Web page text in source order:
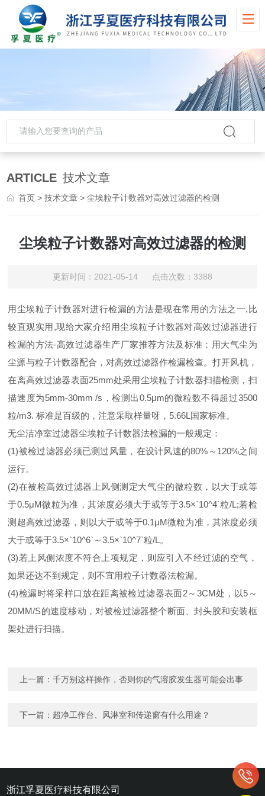
ARTICLE 技术文章
首页 >技术文章 > 尘埃粒子计数器对高效过滤器的检测
尘埃粒子计数器对高效过滤器的检测
更新时间：2021-05-14 点击次数：3388
用尘埃粒子计数器对进行检漏的方法是现在常用的方法之一,比
较直观实用,现给大家介绍用尘埃粒子计数器对高效过滤器进行
检漏的方法-高效过滤器生产厂家推荐方法及标准：用大气尘为
尘源与粒子计数器配合，对高效过滤器作检漏检查。打开风机，
在离高效过滤器表面25mm处采用尘埃粒子计数器扫描检测，扫
描速度为5mm-30mm /s，检测出0.5μm的微粒数不得超过3500
粒/m3. 标准是百级的，注意采取样量呀，5.66L国家标准。
无尘洁净室过滤器尘埃粒子计数器法检漏的一般规定：
(1)被检过滤器必须已测过风量，在设计风速的80%～120%之间
运行。
(2)在被检高效过滤器上风侧测定大气尘的微粒数，以大于或等
于0.5μM微粒为准，其浓度必须大于或等于3.5×`10^4`粒/L;若检
测超高效过滤器，则以大于或等于0.1μM微粒为准，其浓度必须
大于或等于3.5×`10^6`～3.5×`10^7`粒/L。
(3)若上风侧浓度不符合上项规定，则应引入不经过滤的空气，
如果还达不到规定，则不宜用粒子计数器法检漏。
(4)检漏时将采样口放在距离被检过滤器表面2～3CM处，以5～
20MM/S的速度移动，对被检过滤器整个断面、封头胶和安装框
架处进行扫描。
上一篇：千万别这样操作，否则你的气溶胶发生器可能会出事
下一篇： 超净工作台、风淋室和传递窗有什么用途？
浙江孚夏医疗科技有限公司